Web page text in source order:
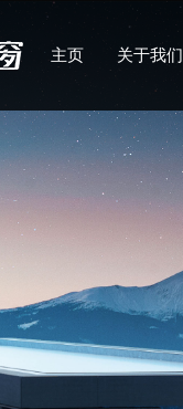
主页 关于我们